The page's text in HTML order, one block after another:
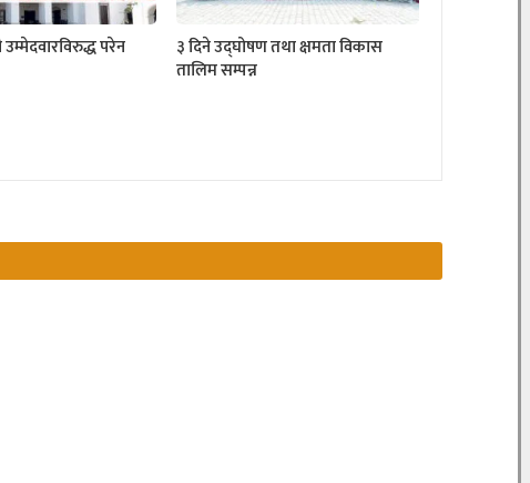
परेन
३ दिने उद्घोषण तथा क्षमता विकास
तालिम सम्पन्न